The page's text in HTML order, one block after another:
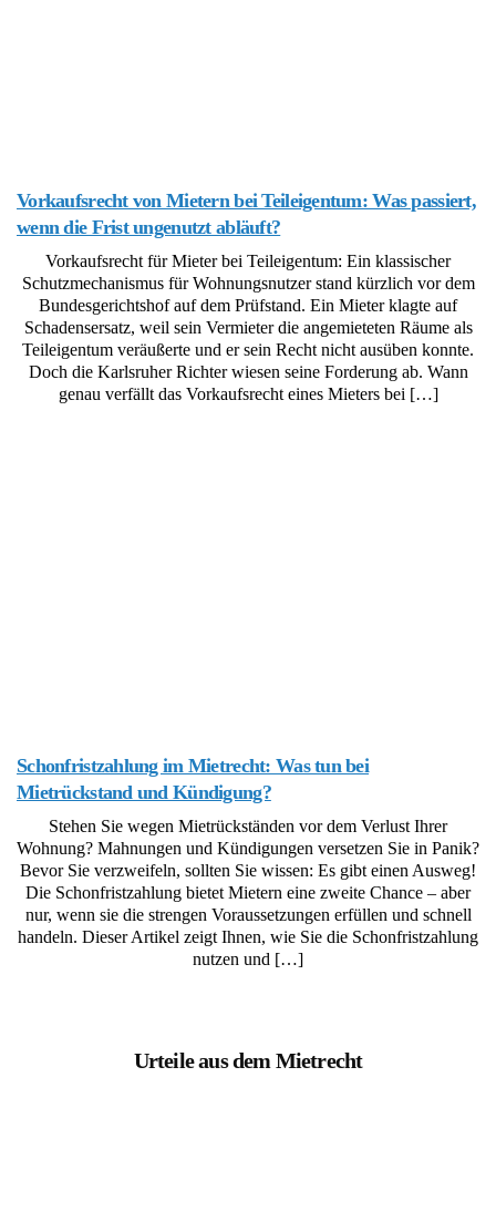
wenn die Frist ungenutzt abläuft?
Vorkaufsrecht für Mieter bei Teileigentum: Ein klassischer
Schutzmechanismus für Wohnungsnutzer stand kürzlich vor dem
Bundesgerichtshof auf dem Prüfstand. Ein Mieter klagte auf
Schadensersatz, weil sein Vermieter die angemieteten Räume als
Teileigentum veräußerte und er sein Recht nicht ausüben konnte.
Doch die Karlsruher Richter wiesen seine Forderung ab. Wann
genau verfällt das Vorkaufsrecht eines Mieters bei […]
Mietrückstand und Kündigung?
Stehen Sie wegen Mietrückständen vor dem Verlust Ihrer
Bevor Sie verzweifeln, sollten Sie wissen: Es gibt einen Ausweg!
Die Schonfristzahlung bietet Mietern eine zweite Chance – aber
nur, wenn sie die strengen Voraussetzungen erfüllen und schnell
handeln. Dieser Artikel zeigt Ihnen, wie Sie die Schonfristzahlung
nutzen und […]